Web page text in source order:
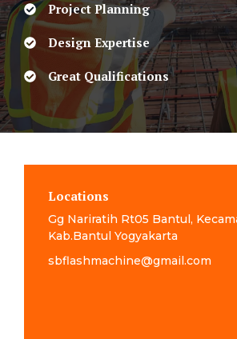
Project Planning
Design Expertise
Great Qualifications
Locations
Gg Nariratih Rt05 Bantul,
Kab.Bantul Yogyakarta
sbflashmachine@gmail.com